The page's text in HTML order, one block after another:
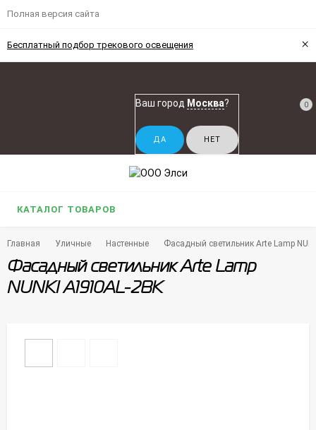
Полная версия сайта
Бесплатный подбор трекового освещения ×
Ваш город Москва? 0
КАТАЛОГ ТОВАРОВ
Главная Уличные Настенные Фасадный светильник Arte Lamp
Фасадный светильник Arte Lamp
NUNKI A1910AL-2BK